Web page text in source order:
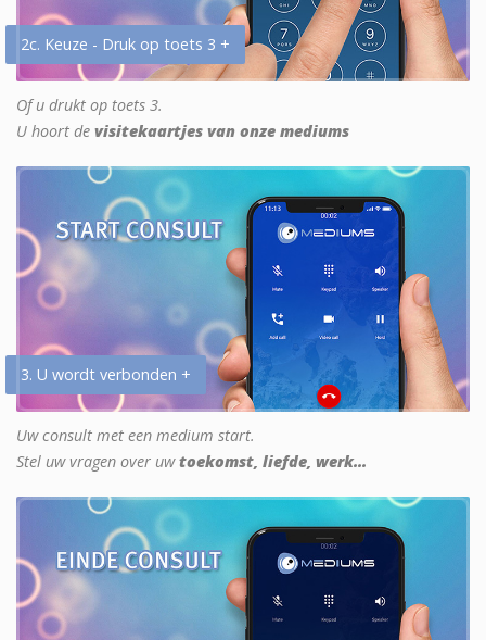
2c. Keuze - Druk op toets 3 +
Of u drukt op toets 3.
U hoort de visitekaartjes van onze mediums
3. U wordt verbonden +
Uw consult met een medium start.
Stel uw vragen over uwtoekomst, liefde, werk...